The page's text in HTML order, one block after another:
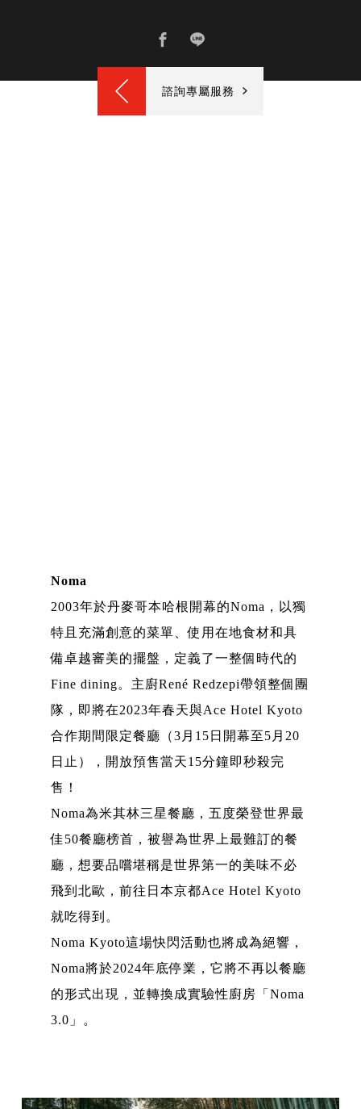
諮詢專屬服務
Noma
2003年於丹麥哥本哈根開幕的Noma，以獨
特且充滿創意的菜單、使用在地食材和具
備卓越審美的擺盤，定義了一整個時代的
Fine dining。主廚René Redzepi帶領整個團
隊，即將在2023年春天與Ace Hotel Kyoto
合作期間限定餐廳（3月15日開幕至5月20
日止），開放預售當天15分鐘即秒殺完
售！
Noma為米其林三星餐廳，五度榮登世界最
佳50餐廳榜首，被譽為世界上最難訂的餐
廳，想要品嚐堪稱是世界第一的美味不必
飛到北歐，前往日本京都Ace Hotel Kyoto
就吃得到。
Noma Kyoto這場快閃活動也將成為絕響，
Noma將於2024年底停業，它將不再以餐廳
的形式出現，並轉換成實驗性廚房「Noma
3.0」。